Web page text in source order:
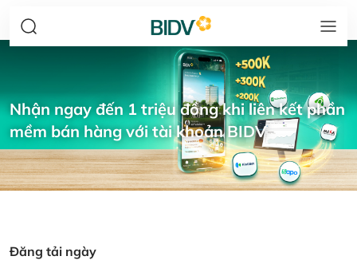
Nhận ngay đến 1 triệu đồng khi liên kết phần
mềm bán hàng với tài khoản BIDV
Đăng tải ngày